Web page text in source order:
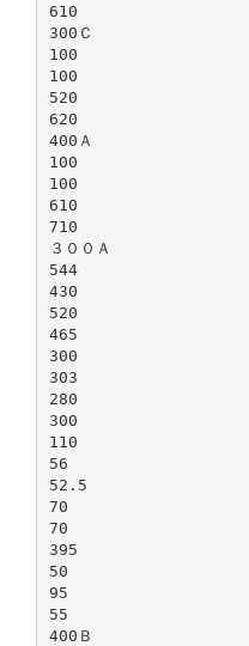
610
300Ｃ
100
100
520
620
400Ａ
100
100
610
710
３００Ａ
544
430
520
465
300
303
280
300
110
56
52.5
70
70
395
50
95
55
400Ｂ